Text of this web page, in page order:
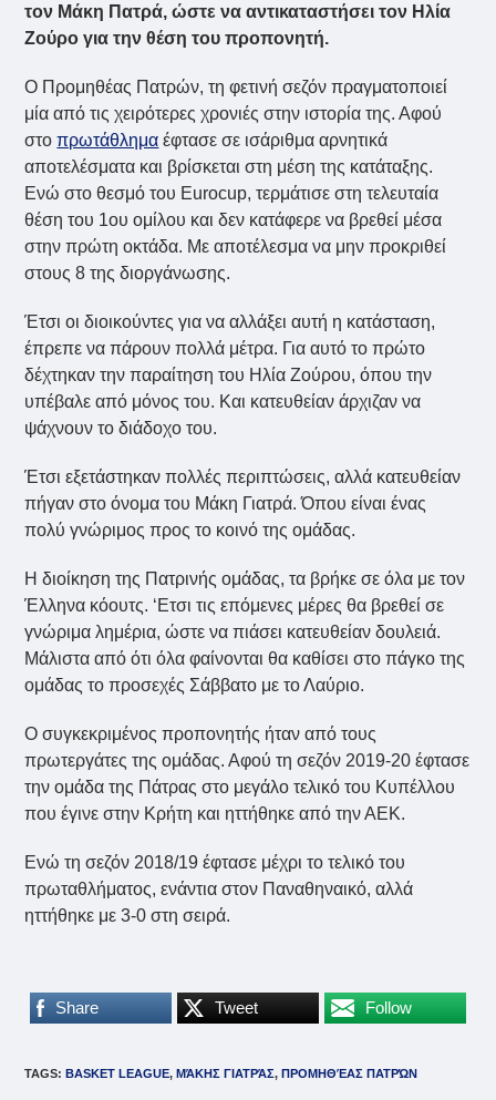
τον Μάκη Πατρά, ώστε να αντικαταστήσει τον Ηλία
Ζούρο για την θέση του προπονητή.
Ο Προμηθέας Πατρών, τη φετινή σεζόν πραγματοποιεί
μία από τις χειρότερες χρονιές στην ιστορία της. Αφού
στοπρωτάθλημα έφτασε σε ισάριθμα αρνητικά
αποτελέσματα και βρίσκεται στη μέση της κατάταξης.
Ενώ στο θεσμό του Eurocup, τερμάτισε στη τελευταία
θέση του 1ου ομίλου και δεν κατάφερε να βρεθεί μέσα
στην πρώτη οκτάδα. Με αποτέλεσμα να μην προκριθεί
στους 8 της διοργάνωσης.
Έτσι οι διοικούντες για να αλλάξει αυτή η κατάσταση,
έπρεπε να πάρουν πολλά μέτρα. Για αυτό το πρώτο
δέχτηκαν την παραίτηση του Ηλία Ζούρου, όπου την
υπέβαλε από μόνος του. Και κατευθείαν άρχιζαν να
ψάχνουν το διάδοχο του.
Έτσι εξετάστηκαν πολλές περιπτώσεις, αλλά κατευθείαν
πήγαν στο όνομα του Μάκη Γιατρά. Όπου είναι ένας
πολύ γνώριμος προς το κοινό της ομάδας.
Η διοίκηση της Πατρινής ομάδας, τα βρήκε σε όλα με τον
Έλληνα κόουτς. ‘Ετσι τις επόμενες μέρες θα βρεθεί σε
γνώριμα λημέρια, ώστε να πιάσει κατευθείαν δουλειά.
Μάλιστα από ότι όλα φαίνονται θα καθίσει στο πάγκο της
ομάδας το προσεχές Σάββατο με το Λαύριο.
Ο συγκεκριμένος προπονητής ήταν από τους
πρωτεργάτες της ομάδας. Αφού τη σεζόν 2019-20 έφτασε
την ομάδα της Πάτρας στο μεγάλο τελικό του Κυπέλλου
που έγινε στην Κρήτη και ηττήθηκε από την ΑΕΚ.
Ενώ τη σεζόν 2018/19 έφτασε μέχρι το τελικό του
πρωταθλήματος, ενάντια στον Παναθηναικό, αλλά
ηττήθηκε με 3-0 στη σειρά.
Share Tweet Follow
TAGS:BASKET LEAGUE, ΜΆΚΗΣ ΓΙΑΤΡΆΣ, ΠΡΟΜΗΘΈΑΣ ΠΑΤΡΏΝ